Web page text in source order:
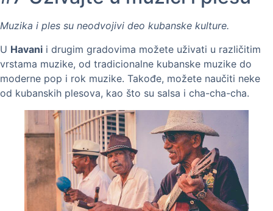
Muzika i ples su neodvojivi deo kubanske kulture.
U Havani i drugim gradovima možete uživati u različitim
vrstama muzike, od tradicionalne kubanske muzike do
moderne pop i rok muzike. Takođe, možete naučiti neke
od kubanskih plesova, kao što su salsa i cha-cha-cha.